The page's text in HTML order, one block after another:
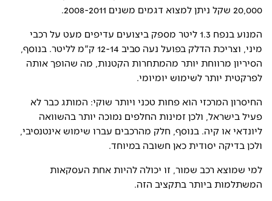
20,000 שקל ניתן למצוא דגמים משנים 2008-2011.
המנוע בנפח 1.3 ליטר מספק ביצועים עדיפים מעט על רכבי
מיני, וצריכת הדלק בפועל נעה סביב 12-14 ק"מ לליטר. בנוסף,
הסיריון מרווחת יותר מהמתחרות הקטנות, מה שהופך אותה
לפרקטית יותר לשימוש יומיומי.
החיסרון המרכזי הוא פחות טכני ויותר שוקי: המותג כבר לא
פעיל בישראל, ולכן זמינות החלפים נמוכה יותר בהשוואה
ליונדאי או קיה. בנוסף, חלק מהרכבים עברו שימוש אינטנסיבי,
ולכן בדיקה יסודית כאן חשובה במיוחד.
למי שמוצא רכב שמור, זו יכולה להיות אחת העסקאות
המשתלמות ביותר בתקציב הזה.